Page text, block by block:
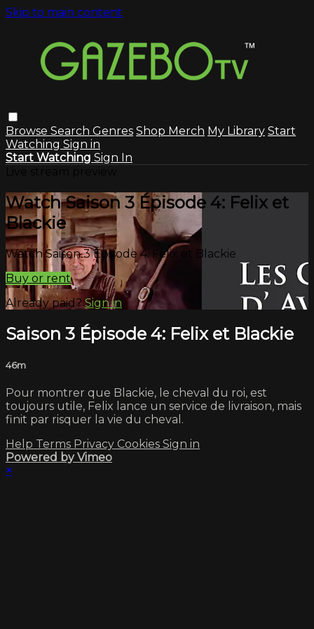
Skip to main content
Browse Search Genres Shop Merch My Library Start
Watching Sign in
Start Watching Sign In
Watch Saison 3 Épisode 4: Felix et
Blackie
Watch Saison 3 Épisode 4: Felix et Blackie
Buy or rent
Already paid? Sign in
Saison 3 Épisode 4: Felix et Blackie
46m
Pour montrer que Blackie, le cheval du roi, est
toujours utile, Felix lance un service de livraison, mais
finit par risquer la vie du cheval.
Help Terms Privacy Cookies Sign in
Powered by Vimeo
×